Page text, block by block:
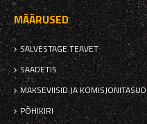
MÄÄRUSED
SALVESTAGE TEAVET
SAADETIS
MAKSEVIISID JA KOMISJONITASUD
PÕHIKIRI